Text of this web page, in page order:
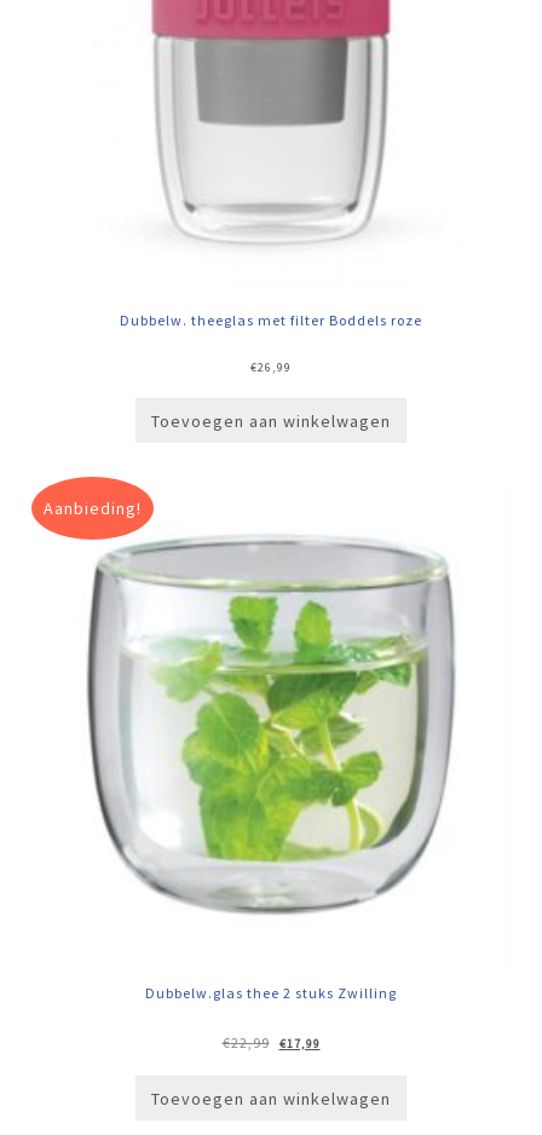
Dubbelw. theeglas met filter Boddels roze
€26,99
Toevoegen aan winkelwagen
Aanbieding!
Dubbelw.glas thee 2 stuks Zwilling
€22,99
Oorspronkelijke
prijs
€17,99Huidige
prijs
Toevoegen aan winkelwagen